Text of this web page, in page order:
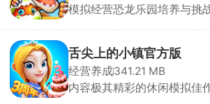
模拟经营恐龙乐园培养与挑
舌尖上的小镇官方版
经营养成341.21 MB
内容极其精彩的休闲模拟佳